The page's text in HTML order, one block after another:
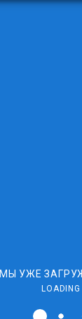
МЫ УЖЕ
LOADING